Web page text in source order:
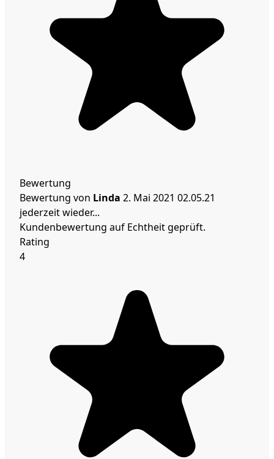
Bewertung
Bewertung von Linda 2. Mai 2021 02.05.21
jederzeit wieder...
Kundenbewertung auf Echtheit geprüft.
Rating
4